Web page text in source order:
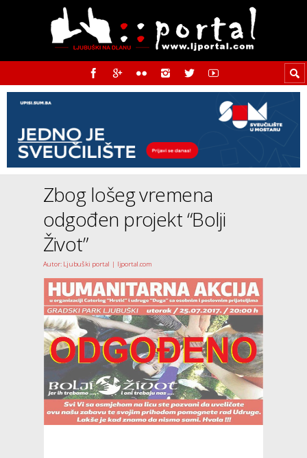
Zbog lošeg vremena
odgođen projekt “Bolji
Život”
Autor: Ljubuški portal | ljportal.com